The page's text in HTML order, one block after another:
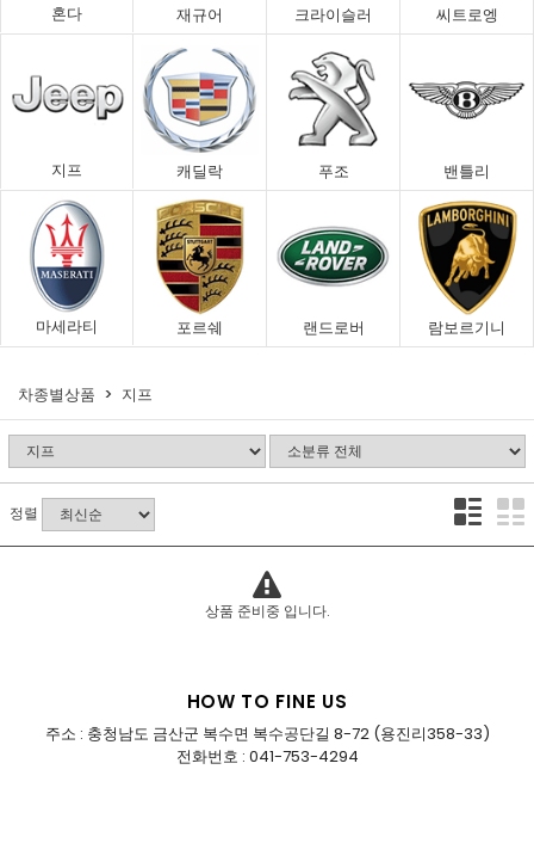
혼다 재규어 크라이슬러 씨트로엥
지프 캐딜락 푸조 밴틀리
마세라티 포르쉐 랜드로버 람보르기니
차종별상품 지프
정렬
상품 준비중 입니다.
HOW TO FINE US
주소 : 충청남도 금산군 복수면 복수공단길 8-72 (용진리358-33)
전화번호 : 041-753-4294